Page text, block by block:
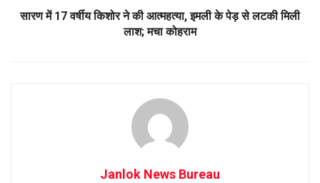
सारण में 17 वर्षीय किशोर ने की आत्महत्या, इमली के पेड़ से लटकी मिली
लाश; मचा कोहराम
Janlok News Bureau